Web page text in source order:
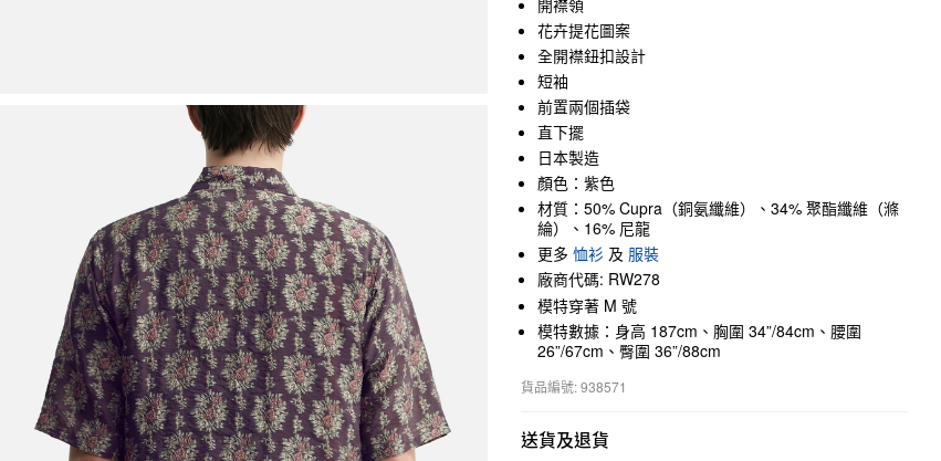
開襟領
花卉提花圖案
全開襟鈕扣設計
短袖
前置兩個插袋
直下擺
日本製造
顏色：紫色
材質：50% Cupra（銅氨纖維）、34% 聚酯纖維（滌
綸）、16% 尼龍
更多 恤衫 及 服裝
廠商代碼: RW278
模特穿著 M 號
模特數據：身高 187cm、胸圍 34”/84cm、腰圍
26”/67cm、臀圍 36”/88cm
貨品編號: 938571
送貨及退貨